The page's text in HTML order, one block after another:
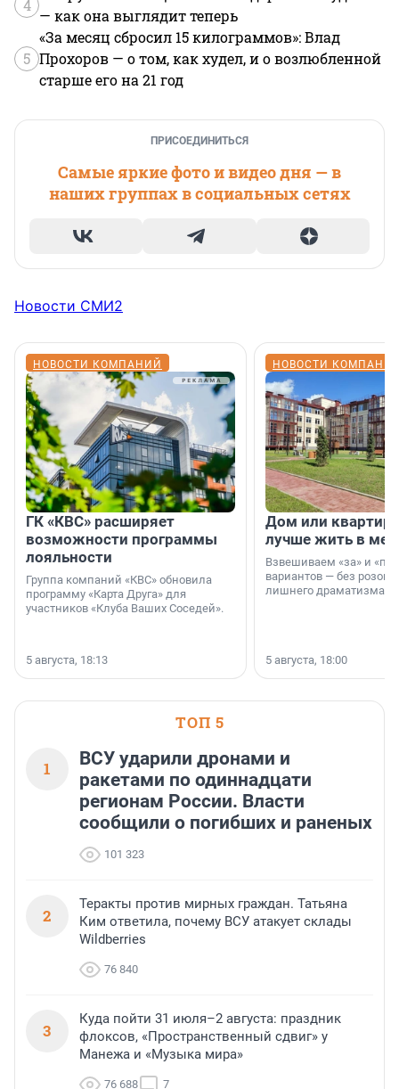
4
— как она выглядит теперь
5
«За месяц сбросил 15 килограммов»: Влад
Прохоров — о том, как худел, и о возлюбленной
старше его на 21 год
ПРИСОЕДИНИТЬСЯ
Самые яркие фото и видео дня — в
наших группах в социальных сетях
Новости СМИ2
НОВОСТИ КОМПАНИЙ
ГК «КВС» расширяет
возможности программы
лояльности
Группа компаний «КВС» обновила
программу «Карта Друга» для
участников «Клуба Ваших Соседей».
5 августа, 18:13
НОВОСТИ
Дом или
лучше жить в
Взвешиваем «за» и
вариантов — без
лишнего драматизма.
5 августа, 18:00
ТОП 5
1
ВСУ ударили дронами и
ракетами по одиннадцати
регионам России. Власти
сообщили о погибших и раненых
101 323
2
Теракты против мирных граждан. Татьяна
Ким ответила, почему ВСУ атакует склады
Wildberries
76 840
3
Куда пойти 31 июля–2 августа: праздник
флоксов, «Пространственный сдвиг» у
Манежа и «Музыка мира»
76 688 7